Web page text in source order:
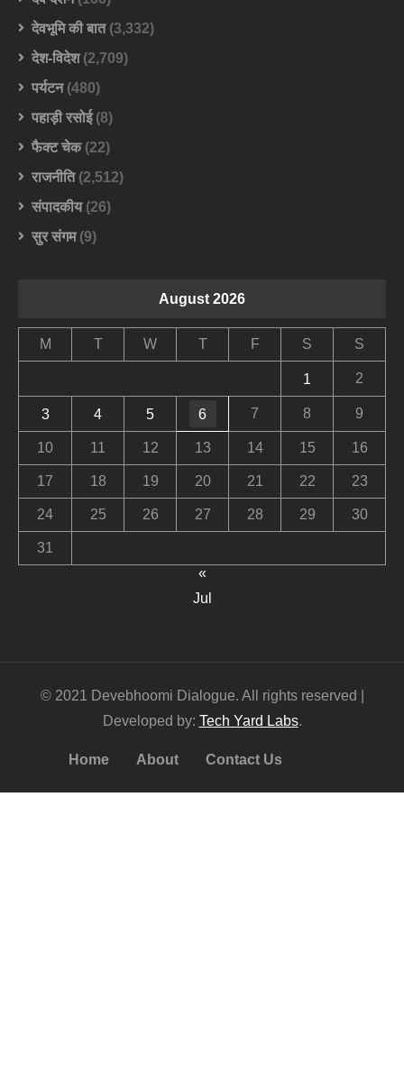
देवभूमि की बात(3,332)
देश-विदेश(2,709)
पर्यटन(480)
पहाड़ी रसोई(8)
फैक्ट चेक(22)
राजनीति(2,512)
संपादकीय(26)
सुर संगम(9)
August 2026
M T W T F S S
1 2
3 4 5 6 7 8 9
10 11 12 13 14 15 16
17 18 19 20 21 22 23
24 25 26 27 28 29 30
31
«
Jul
© 2021 Devebhoomi Dialogue. All rights reserved |
Developed by: Tech Yard Labs.
Home About Contact Us